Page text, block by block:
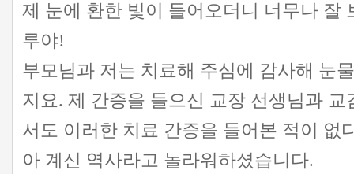
제 눈에 환한 빛이 들어오더니 너무나 잘
루야!
부모님과 저는 치료해 주심에 감사해 눈
지요. 제 간증을 들으신 교장 선생님과 교
서도 이러한 치료 간증을 들어본 적이 없
아 계신 역사라고 놀라워하셨습니다.